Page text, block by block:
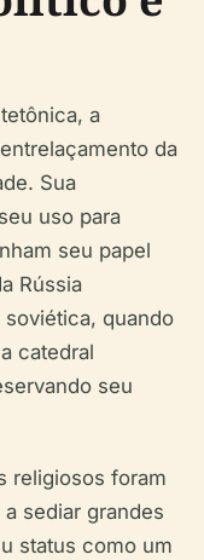
a
da
Sua
uso para
seu papel
Rússia
quando
catedral
seu
religiosos foram
sediar grandes
status como um